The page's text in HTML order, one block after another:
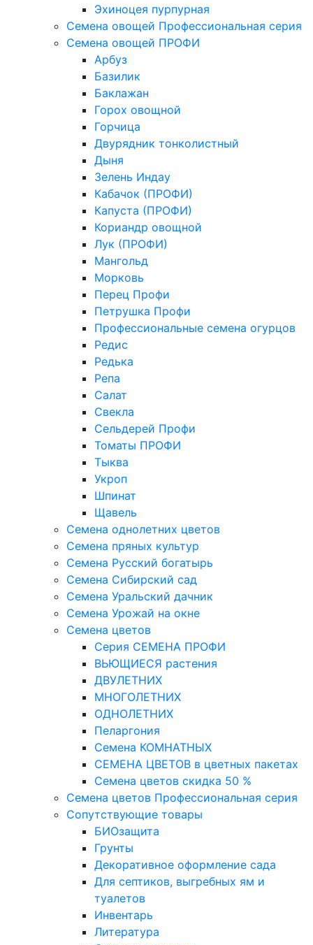
Эхиноцея пурпурная
Семена овощей Профессиональная серия
Семена овощей ПРОФИ
Арбуз
Базилик
Баклажан
Горох овощной
Горчица
Двурядник тонколистный
Дыня
Зелень Индау
Кабачок (ПРОФИ)
Капуста (ПРОФИ)
Кориандр овощной
Лук (ПРОФИ)
Мангольд
Морковь
Перец Профи
Петрушка Профи
Профессиональные семена огурцов
Редис
Редька
Репа
Салат
Свекла
Сельдерей Профи
Томаты ПРОФИ
Тыква
Укроп
Шпинат
Щавель
Семена однолетних цветов
Семена пряных культур
Семена Русский богатырь
Семена Сибирский сад
Семена Уральский дачник
Семена Урожай на окне
Семена цветов
Cерия CЕМЕНА ПРОФИ
ВЬЮЩИЕСЯ растения
ДВУЛЕТНИХ
МНОГОЛЕТНИХ
ОДНОЛЕТНИХ
Пеларгония
Семена КОМНАТНЫХ
СЕМЕНА ЦВЕТОВ в цветных пакетах
Семена цветов скидка 50 %
Семена цветов Профессиональная серия
Сопутствующие товары
БИОзащита
Грунты
Декоративное оформление сада
Для септиков, выгребных ям и
туалетов
Инвентарь
Литература